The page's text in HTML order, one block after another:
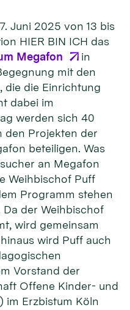
Juni 2025 von 13 bis
HIER BIN ICH das
Megafon
in
mit den
die die Einrichtung
dabei im
werden sich 40
den Projekten der
beteiligen. Was
an Megafon
Weihbischof Puff
Programm stehen
Da der Weihbischof
wird gemeinsam
wird Puff auch
Vorstand der
Offene Kinder- und
im Erzbistum Köln